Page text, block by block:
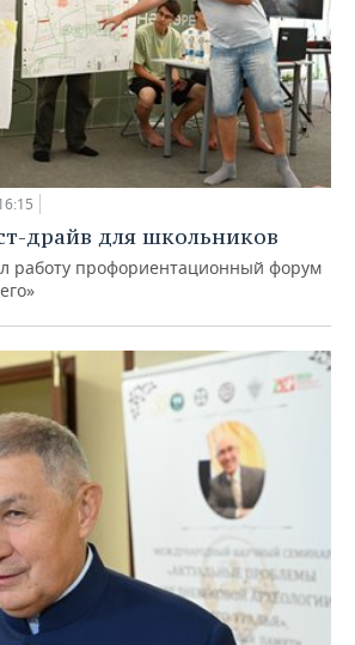
драйв для школьников
работу профориентационный форум